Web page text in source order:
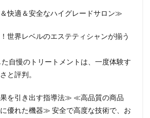
快適＆安全なハイグレードサロン≫
世界レベルのエステティシャンが揃う
自慢のトリートメントは、一度体験す
と評判。
を引き出す指導法≫ ≪高品質の商品
優れた機器≫ 安全で高度な技術で、お